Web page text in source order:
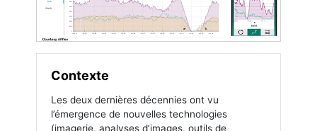
Contexte
Les deux dernières décennies ont vu
l’émergence de nouvelles technologies
(imagerie, analyses d’images, outils de